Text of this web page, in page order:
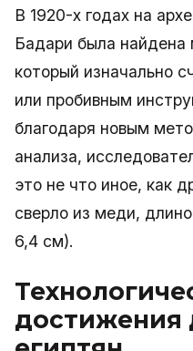
В 1920-х годах на
Бадари была найдена
который изначально
или пробивным
благодаря новым
анализа,
это не что иное, как
сверло из меди,
6,4 см).
достижения